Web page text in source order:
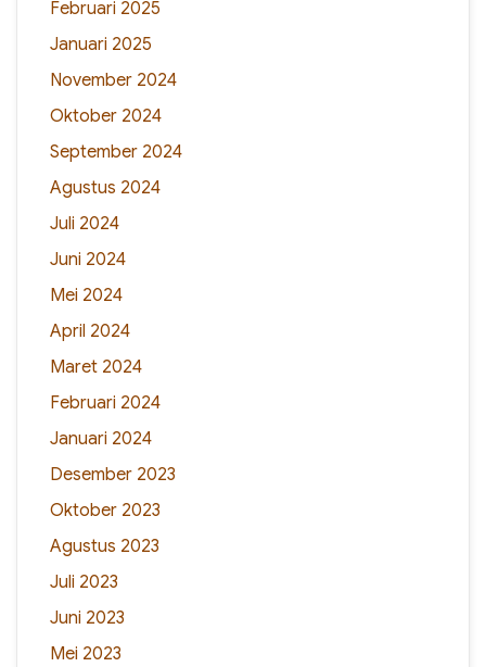
Februari 2025
Januari 2025
November 2024
Oktober 2024
September 2024
Agustus 2024
Juli 2024
Juni 2024
Mei 2024
April 2024
Maret 2024
Februari 2024
Januari 2024
Desember 2023
Oktober 2023
Agustus 2023
Juli 2023
Juni 2023
Mei 2023